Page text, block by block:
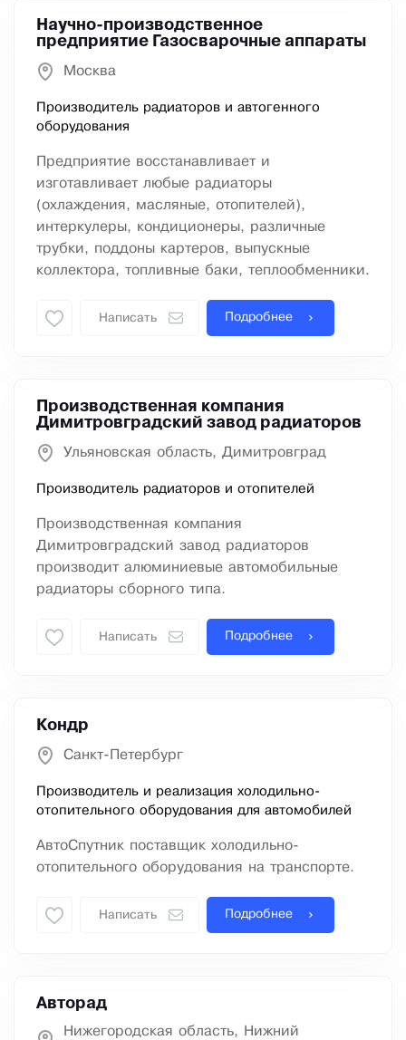
Научно-производственное
предприятие Газосварочные аппараты
Москва
Производитель радиаторов и автогенного
оборудования
Предприятие восстанавливает и
изготавливает любые радиаторы
(охлаждения, масляные, отопителей),
интеркулеры, кондиционеры, различные
трубки, поддоны картеров, выпускные
коллектора, топливные баки, теплообменники.
Написать Подробнее
Производственная компания
Димитровградский завод радиаторов
Ульяновская область, Димитровград
Производитель радиаторов и отопителей
Производственная компания
Димитровградский завод радиаторов
производит алюминиевые автомобильные
радиаторы сборного типа.
Написать Подробнее
Кондр
Санкт-Петербург
Производитель и реализация холодильно-
отопительного оборудования для автомобилей
АвтоСпутник поставщик холодильно-
отопительного оборудования на транспорте.
Написать Подробнее
Авторад
Нижегородская область, Нижний